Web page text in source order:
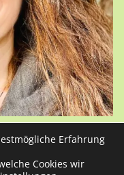
Reserved |
Erfahrung
Cookies wir